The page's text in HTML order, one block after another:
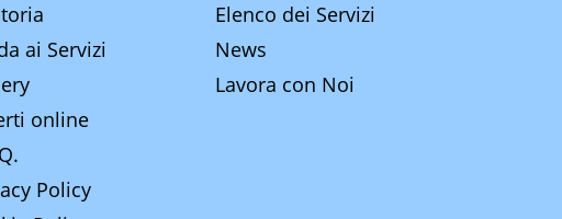
ai Servizi
online
Policy
Elenco dei Servizi
News
Lavora con Noi